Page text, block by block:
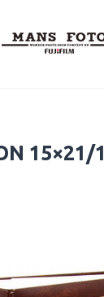
15×21/